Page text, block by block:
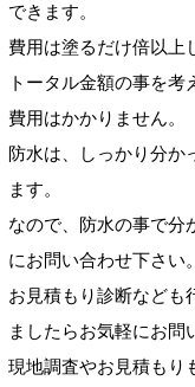
できます。
費用は塗るだけ倍以上
トータル金額の事を
費用はかかりません。
防水は、しっかり分か
ます。
なので、防水の事で分
にお問い合わせ下さい。
お見積もり診断なども
ましたらお気軽にお問
現地調査やお見積もり